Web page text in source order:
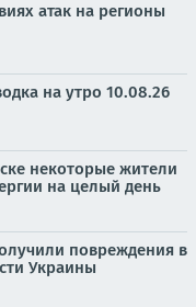
атак на регионы
на утро 10.08.26
некоторые жители
на целый день
повреждения в
Украины